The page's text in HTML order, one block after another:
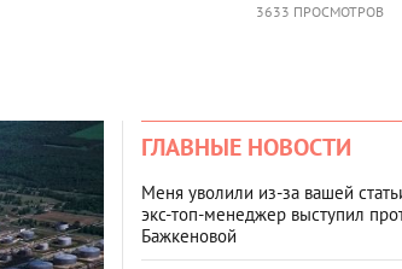
3633 ПРОСМОТРОВ
ГЛАВНЫЕ НОВОСТИ
Меня уволили из-за вашей
экс-топ-менеджер выступил
Бажкеновой